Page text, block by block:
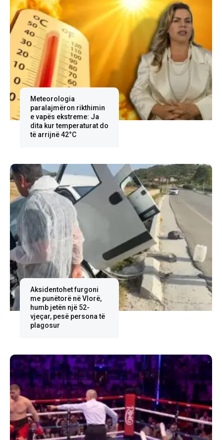
Meteorologia
paralajmëron rikthimin
e vapës ekstreme: Ja
dita kur temperaturat do
të arrijnë 42°C
Aksidentohet furgoni
me punëtorë në Vlorë,
humb jetën një 52-
vjeçar, pesë persona të
plagosur